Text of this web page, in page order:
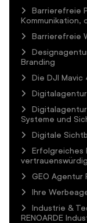
Barrierefreie
Kommunikation,
Barrierefreie
Branding
Die DJI
Systeme und
Digitale
Erfolgreiches
GEO Agentur
Ihre
Industrie &
RENOARDE